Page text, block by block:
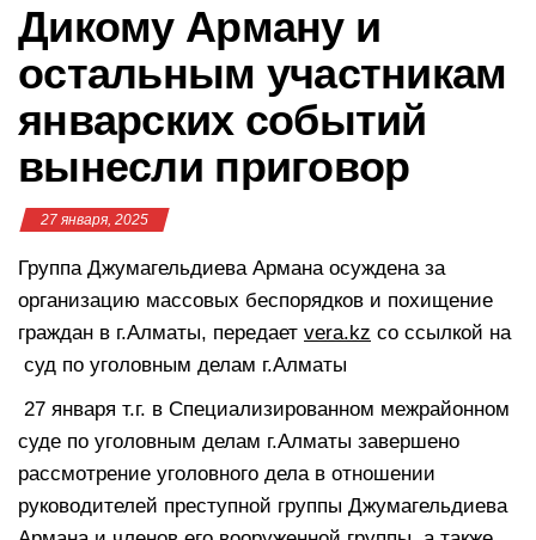
Дикому Арману и
остальным участникам
январских событий
вынесли приговор
27 января, 2025
Группа Джумагельдиева Армана осуждена за
организацию массовых беспорядков и похищение
граждан в г.Алматы, передает vera.kz со ссылкой на
суд по уголовным делам г.Алматы
27 января т.г. в Специализированном межрайонном
суде по уголовным делам г.Алматы завершено
рассмотрение уголовного дела в отношении
руководителей преступной группы Джумагельдиева